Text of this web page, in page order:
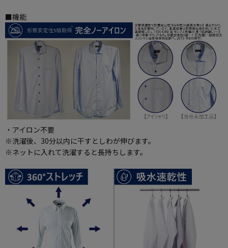
■機能
・アイロン不要
※洗濯後、30分以内に干すとしわが伸びます。
※ネットに入れて洗濯すると長持ちします。